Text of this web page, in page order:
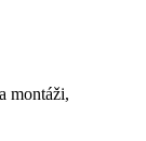
montáži,